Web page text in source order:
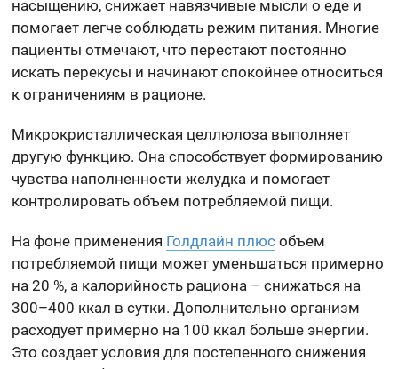
насыщению, снижает навязчивые мысли о еде и
помогает легче соблюдать режим питания. Многие
пациенты отмечают, что перестают постоянно
искать перекусы и начинают спокойнее относиться
к ограничениям в рационе.
Микрокристаллическая целлюлоза выполняет
другую функцию. Она способствует формированию
чувства наполненности желудка и помогает
контролировать объем потребляемой пищи.
На фоне применения Голдлайн плюс объем
потребляемой пищи может уменьшаться примерно
на 20 %, а калорийность рациона – снижаться на
300–400 ккал в сутки. Дополнительно организм
расходует примерно на 100 ккал больше энергии.
Это создает условия для постепенного снижения